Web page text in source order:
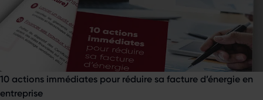
10 actions immédiates pour réduire sa facture d’énergie en
entreprise